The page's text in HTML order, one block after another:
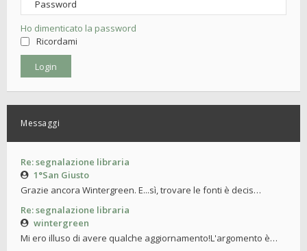
Ho dimenticato la password
Ricordami
Messaggi
Re: segnalazione libraria
1°San Giusto
Grazie ancora Wintergreen. E...sì, trovare le fonti è decis…
Re: segnalazione libraria
wintergreen
Mi ero illuso di avere qualche aggiornamento!L'argomento è…